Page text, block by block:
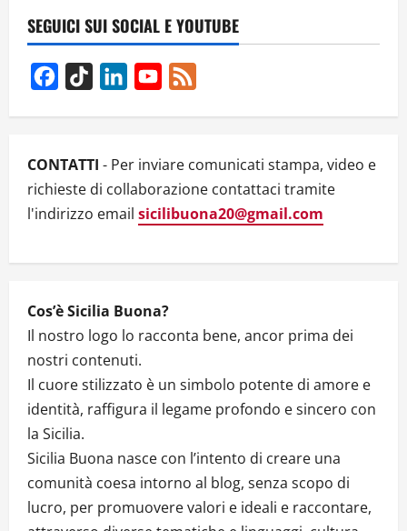
FABIO
DURANTI:
ANALISI
LIBERA
AI
GIORNI
SEGUICI SUI SOCIAL E YOUTUBE
Facebook
TikTok LinkedInYouTube
CONTATTI - Per inviare comunicati stampa, video e
richieste di collaborazione contattaci tramite
l'indirizzo email sicilibuona20@gmail.com
Cos’è Sicilia Buona?
Il nostro logo lo racconta bene, ancor prima dei
nostri contenuti.
Il cuore stilizzato è un simbolo potente di amore e
identità, raffigura il legame profondo e sincero con
la Sicilia.
Sicilia Buona nasce con l’intento di creare una
comunità coesa intorno al blog, senza scopo di
lucro, per promuovere valori e ideali e raccontare,